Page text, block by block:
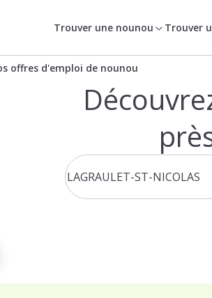
Trouver une nounou Trouver
offres d'emploi de nounou